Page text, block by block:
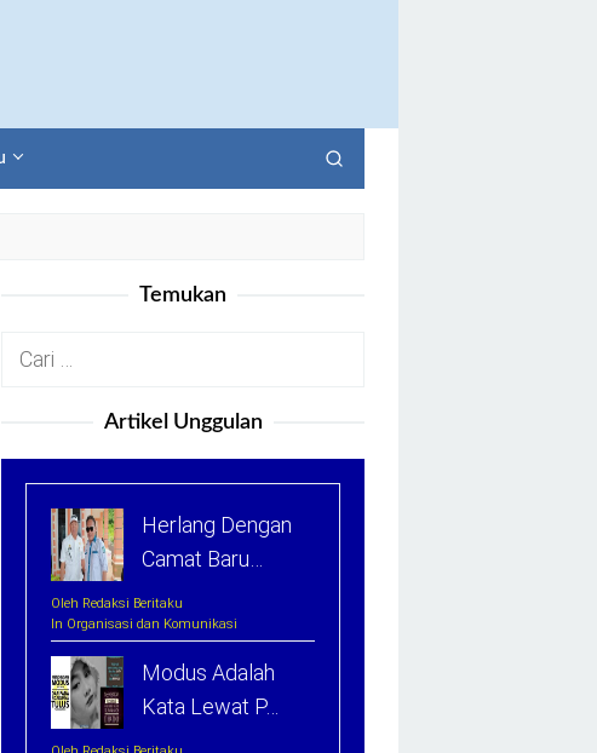
Temukan
Cari
Artikel Unggulan
Herlang Dengan
Camat Baru…
Oleh Redaksi Beritaku
In Organisasi dan Komunikasi
Modus Adalah
Kata Lewat P…